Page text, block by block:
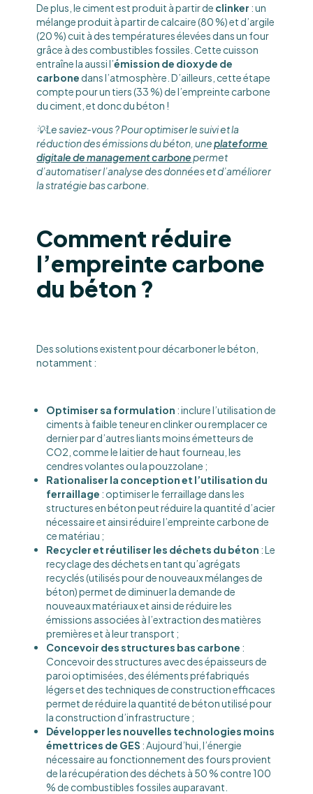
De plus, le ciment est produit à partir de clinker : un
mélange produit à partir de calcaire (80 %) et d’argile
(20 %) cuit à des températures élevées dans un four
grâce à des combustibles fossiles. Cette cuisson
entraîne la aussi l’émission de dioxyde de
carbone dans l’atmosphère. D’ailleurs, cette étape
compte pour un tiers (33 %) de l’empreinte carbone
du ciment, et donc du béton !
💡Le saviez-vous ? Pour optimiser le suivi et la
réduction des émissions du béton, uneplateforme
digitale de management carbonepermet
d’automatiser l’analyse des données et d’améliorer
la stratégie bas carbone.
Comment réduire
l’empreinte carbone
du béton ?
Des solutions existent pour décarboner le béton,
notamment :
Optimiser sa formulation : inclure l’utilisation de
ciments à faible teneur en clinker ou remplacer ce
dernier par d’autres liants moins émetteurs de
CO2, comme le laitier de haut fourneau, les
cendres volantes ou la pouzzolane ;
Rationaliser la conception et l’utilisation du
ferraillage : optimiser le ferraillage dans les
structures en béton peut réduire la quantité d’acier
nécessaire et ainsi réduire l’empreinte carbone de
ce matériau ;
Recycler et réutiliser les déchets du béton : Le
recyclage des déchets en tant qu’agrégats
recyclés (utilisés pour de nouveaux mélanges de
béton) permet de diminuer la demande de
nouveaux matériaux et ainsi de réduire les
émissions associées à l’extraction des matières
premières et à leur transport ;
Concevoir des structures bas carbone :
Concevoir des structures avec des épaisseurs de
paroi optimisées, des éléments préfabriqués
légers et des techniques de construction efficaces
permet de réduire la quantité de béton utilisé pour
la construction d’infrastructure ;
Développer les nouvelles technologies moins
émettrices de GES : Aujourd’hui, l’énergie
nécessaire au fonctionnement des fours provient
de la récupération des déchets à 50 % contre 100
% de combustibles fossiles auparavant.